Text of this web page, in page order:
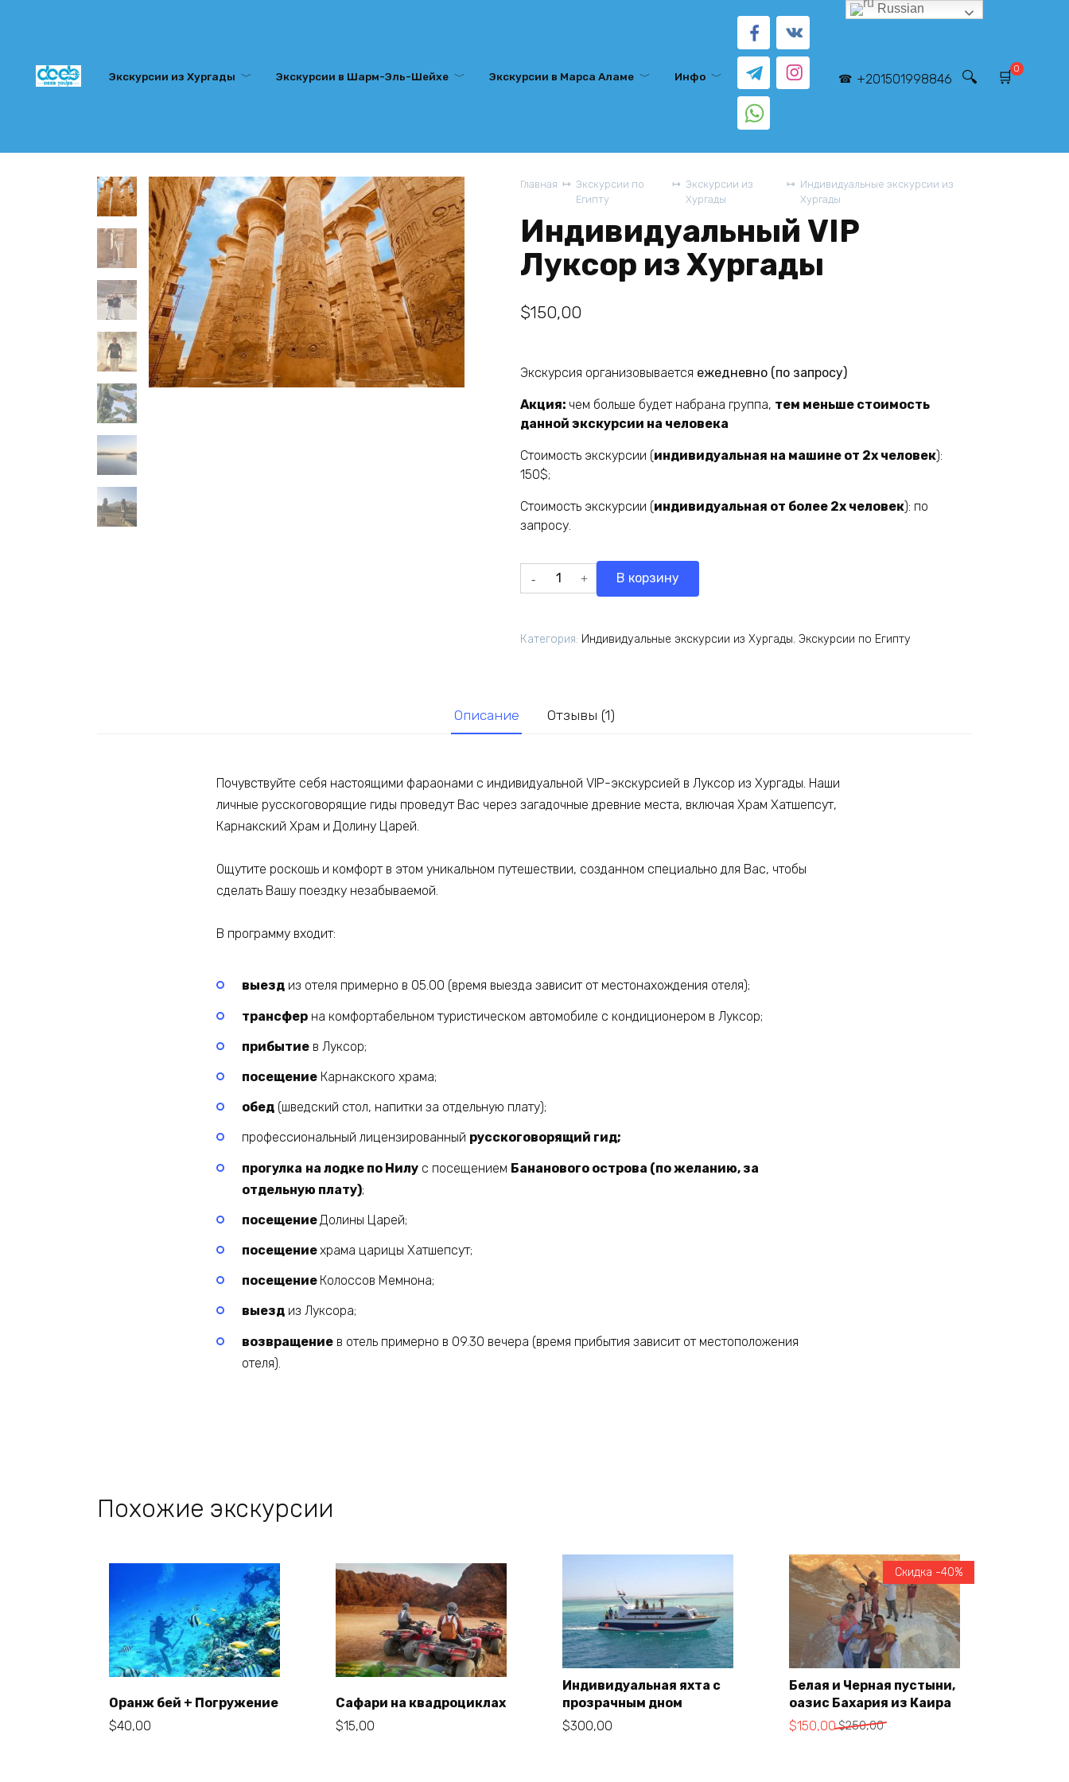
Экскурсии из Хургады Экскурсии в Шарм-Эль-Шейхе Экскурсии в Марса Аламе Инфо +201501998846
0
Главная
Экскурсии по
Египту
Экскурсии из
Хургады
Индивидуальные экскурсии из
Хургады
Индивидуальный VIP
Луксор из Хургады
$150,00
Экскурсия организовывается ежедневно (по запросу)
Акция: чем больше будет набрана группа, тем меньше стоимость
данной экскурсии на человека
Стоимость экскурсии (индивидуальная на машине от 2х человек):
150$;
Стоимость экскурсии (индивидуальная от более 2х человек): по
запросу.
Количество
товара
Луксор
В корзину
Категория: Индивидуальные экскурсии из Хургады, Экскурсии по Египту
Описание Отзывы (1)
Почувствуйте себя настоящими фараонами с индивидуальной VIP-экскурсией в Луксор из Хургады. Наши
личные русскоговорящие гиды проведут Вас через загадочные древние места, включая Храм Хатшепсут,
Карнакский Храм и Долину Царей.
Ощутите роскошь и комфорт в этом уникальном путешествии, созданном специально для Вас, чтобы
сделать Вашу поездку незабываемой.
В программу входит:
выезд из отеля примерно в 05.00 (время выезда зависит от местонахождения отеля);
трансфер на комфортабельном туристическом автомобиле с кондиционером в Луксор;
прибытие в Луксор;
посещение Карнакского храма;
обед (шведский стол, напитки за отдельную плату);
профессиональный лицензированный русскоговорящий гид;
прогулка на лодке по Нилу с посещением Бананового острова (по желанию, за
отдельную плату);
посещение Долины Царей;
посещениехрама царицы Хатшепсут;
посещение Колоссов Мемнона;
выезд из Луксора;
возвращение в отель примерно в 09.30 вечера (время прибытия зависит от местоположения
отеля).
Похожие экскурсии
Оранж бей + Погружение
$40,00
Сафари на квадроциклах
$15,00
Индивидуальная яхта с
прозрачным дном
$300,00
Скидка -40%
Белая и Черная пустыни,
оазис Бахария из Каира
$250,00
Первоначальная
$150,00
Текущая
Russian